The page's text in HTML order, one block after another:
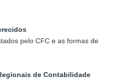
pelo CFC e as formas de
de Contabilidade